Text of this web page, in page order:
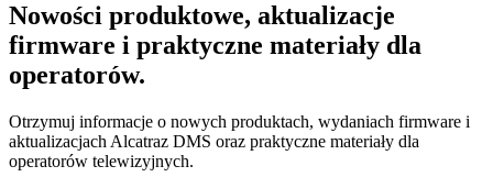
Nowości produktowe, aktualizacje
firmware i praktyczne materiały dla
operatorów.
Otrzymuj informacje o nowych produktach, wydaniach firmware i
aktualizacjach Alcatraz DMS oraz praktyczne materiały dla
operatorów telewizyjnych.